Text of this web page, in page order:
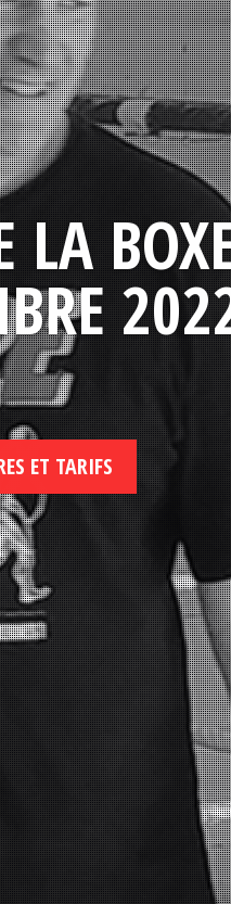
LA
ET TARIFS